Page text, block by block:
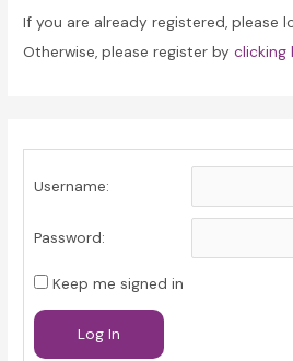
If you are already registered, please
Otherwise, please register byclicking
Username:
Password:
Keep me signed in
Log In